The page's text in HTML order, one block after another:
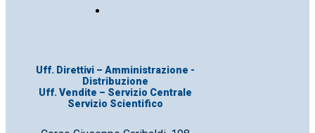
Uff. Direttivi – Amministrazione -
Distribuzione
Uff. Vendite – Servizio Centrale
Servizio Scientifico